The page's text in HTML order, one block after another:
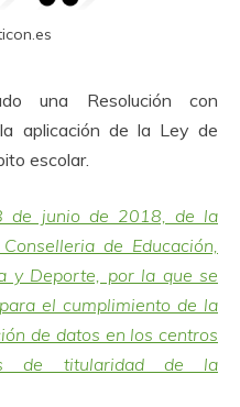
una Resolución con
aplicación de la Ley de
escolar.
de junio de 2018, de la
de Educación,
y Deporte, por la que se
el cumplimiento de la
de datos en los centros
de titularidad de la